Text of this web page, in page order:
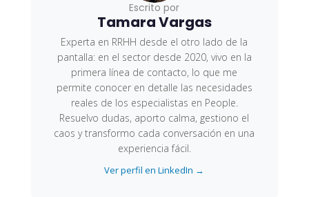
Escrito por
Tamara Vargas
Experta en RRHH desde el otro lado de la
pantalla: en el sector desde 2020, vivo en la
primera línea de contacto, lo que me
permite conocer en detalle las necesidades
reales de los especialistas en People.
Resuelvo dudas, aporto calma, gestiono el
caos y transformo cada conversación en una
experiencia fácil.
Ver perfil en LinkedIn →